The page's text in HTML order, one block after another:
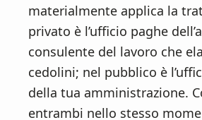
materialmente applica la
privato è l’ufficio paghe
consulente del lavoro che
cedolini; nel pubblico è
della tua amministrazione.
entrambi nello stesso